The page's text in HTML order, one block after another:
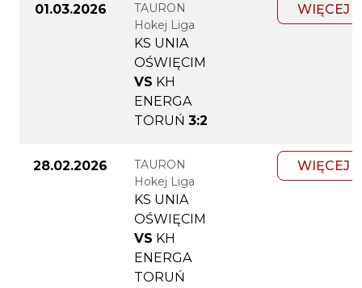
01.03.2026
TAURON
Hokej Liga
KS UNIA
OŚWIĘCIM
VS KH
ENERGA
TORUŃ 3:2
WIĘCEJ
28.02.2026
TAURON
Hokej Liga
KS UNIA
OŚWIĘCIM
VS KH
ENERGA
TORUŃ
WIĘCEJ